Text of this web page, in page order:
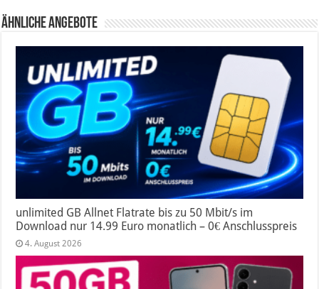
Ähnliche Angebote
unlimited GB Allnet Flatrate bis zu 50 Mbit/s im
Download nur 14.99 Euro monatlich – 0€ Anschlusspreis
4. August 2026